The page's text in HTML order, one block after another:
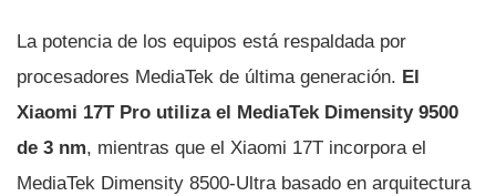
La potencia de los equipos está respaldada por
procesadores MediaTek de última generación. El
Xiaomi 17T Pro utiliza el MediaTek Dimensity 9500
de 3 nm, mientras que el Xiaomi 17T incorpora el
MediaTek Dimensity 8500-Ultra basado en arquitectura